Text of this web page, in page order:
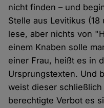
nicht finden – und
Stelle aus Levitikus
lese, aber nichts von
einem Knaben solle
einer Frau, heißt es in
Ursprungstexten. Und
weist dieser
berechtigte Verbot es